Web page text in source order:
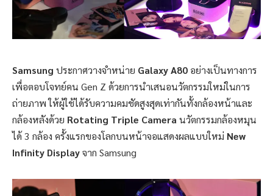
Samsung ประกาศวางจำหน่าย Galaxy A80 อย่างเป็นทางการ
เพื่อตอบโจทย์คน Gen Z ด้วยการนำเสนอนวัตกรรมใหม่ในการ
ถ่ายภาพ ให้ผู้ใช้ได้รับความคมชัดสูงสุดเท่ากันทั้งกล้องหน้าและ
กล้องหลังด้วย Rotating Triple Cameraนวัตกรรมกล้องหมุน
ได้3 กล้อง ครั้งแรกของโลกบนหน้าจอแสดงผลแบบใหม่ New
Infinity Displayจาก Samsung